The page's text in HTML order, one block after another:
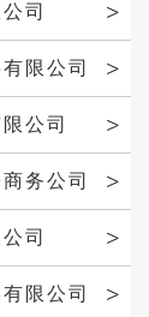
司
限公司
公司
务公司
司
限公司